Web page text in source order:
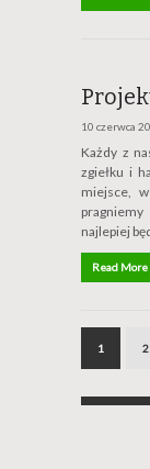
10 czerwca
Każdy z
zgiełku i
miejsce,
najlepiej
Read More
1 2